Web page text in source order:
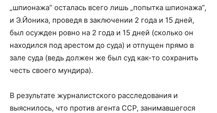
„шпионажа” осталась всего лишь „попытка шпионажа”,
и Э.Йоника, проведя в заключении 2 года и 15 дней,
был осужден ровно на 2 года и 15 дней (сколько он
находился под арестом до суда) и отпущен прямо в
зале суда (ведь должен же был суд как-то сохранить
честь своего мундира).
В результате журналистского расследования и
выяснилось, что против агента ССР, занимавшегося